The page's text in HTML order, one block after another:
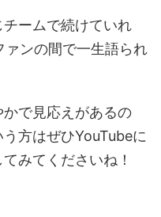
ームで続けていれ
ンの間で一生語られ
で見応えがあるの
方はぜひYouTubeに
みてくださいね！